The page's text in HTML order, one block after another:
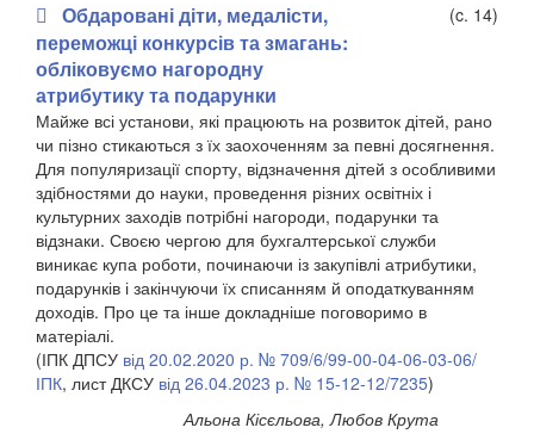
Обдаровані діти, медалісти,
переможці конкурсів та змагань:
обліковуємо нагородну
атрибутику та подарунки
(c. 14)
Майже всі установи, які працюють на розвиток дітей, рано
чи пізно стикаються з їх заохоченням за певні досягнення.
Для популяризації спорту, відзначення дітей з особливими
здібностями до науки, проведення різних освітніх і
культурних заходів потрібні нагороди, подарунки та
відзнаки. Своєю чергою для бухгалтерської служби
виникає купа роботи, починаючи із закупівлі атрибутики,
подарунків і закінчуючи їх списанням й оподаткуванням
доходів. Про це та інше докладніше поговоримо в
матеріалі.
(ІПК ДПСУ від 20.02.2020 р. № 709/6/99-00-04-06-03-06/
ІПК, лист ДКСУ від 26.04.2023 р. № 15-12-12/7235)
Альона Кісєльова, Любов Крута